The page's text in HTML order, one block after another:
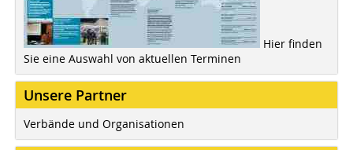
Hier finden
Sie eine Auswahl von aktuellen Terminen
Unsere Partner
Verbände und Organisationen